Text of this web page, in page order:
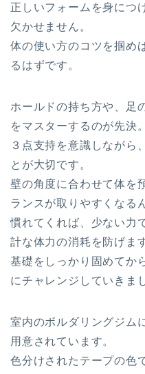
正しいフォームを身につ
欠かせません。
体の使い方のコツを掴め
るはずです。
ホールドの持ち方や、足
をマスターするのが先決。
３点支持を意識しながら
とが大切です。
壁の角度に合わせて体を
ランスが取りやすくなる
慣れてくれば、少ない力
計な体力の消耗を防げま
基礎をしっかり固めてか
にチャレンジしていきま
室内のボルダリングジム
用意されています。
色分けされたテープの色